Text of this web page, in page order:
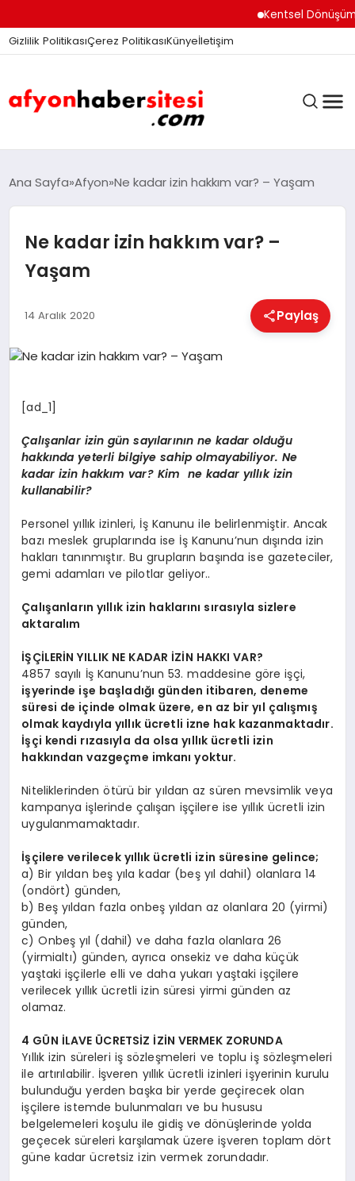
Kentsel Dönüşüm Ofisi
Gizlilik PolitikasıÇerez PolitikasıKünyeİletişim
ANASAYFA
GÜNDEM
EĞITIM
EKONOMI
HABERLER
MAGAZIN
SPOR
TEKNOLOJI
Ana Sayfa Afyon Ne kadar izin hakkım var? – Yaşam
Ne kadar izin hakkım var? –
Yaşam
14 Aralık 2020 Paylaş
[ad_1]
Çalışanlar izin gün sayılarının ne kadar olduğu
hakkında yeterli bilgiye sahip olmayabiliyor. Ne
kadar izin hakkım var? Kim ne kadar yıllık izin
kullanabilir?
Personel yıllık izinleri, İş Kanunu ile belirlenmiştir. Ancak
bazı meslek gruplarında ise İş Kanunu’nun dışında izin
hakları tanınmıştır. Bu grupların başında ise gazeteciler,
gemi adamları ve pilotlar geliyor..
Çalışanların yıllık izin haklarını sırasıyla sizlere
aktaralım
İŞÇİLERİN YILLIK NE KADAR İZİN HAKKI VAR?
4857 sayılı İş Kanunu’nun 53. maddesine göre işçi,
işyerinde işe başladığı günden itibaren, deneme
süresi de içinde olmak üzere, en az bir yıl çalışmış
olmak kaydıyla yıllık ücretli izne hak kazanmaktadır.
İşçi kendi rızasıyla da olsa yıllık ücretli izin
hakkından vazgeçme imkanı yoktur.
Niteliklerinden ötürü bir yıldan az süren mevsimlik veya
kampanya işlerinde çalışan işçilere ise yıllık ücretli izin
uygulanmamaktadır.
İşçilere verilecek yıllık ücretli izin süresine gelince;
a) Bir yıldan beş yıla kadar (beş yıl dahil) olanlara 14
(ondört) günden,
b) Beş yıldan fazla onbeş yıldan az olanlara 20 (yirmi)
günden,
c) Onbeş yıl (dahil) ve daha fazla olanlara 26
(yirmialtı) günden, ayrıca onsekiz ve daha küçük
yaştaki işçilerle elli ve daha yukarı yaştaki işçilere
verilecek yıllık ücretli izin süresi yirmi günden az
olamaz.
4 GÜN İLAVE ÜCRETSİZ İZİN VERMEK ZORUNDA
Yıllık izin süreleri iş sözleşmeleri ve toplu iş sözleşmeleri
ile artırılabilir. İşveren yıllık ücretli izinleri işyerinin kurulu
bulunduğu yerden başka bir yerde geçirecek olan
işçilere istemde bulunmaları ve bu hususu
belgelemeleri koşulu ile gidiş ve dönüşlerinde yolda
geçecek süreleri karşılamak üzere işveren toplam dört
güne kadar ücretsiz izin vermek zorundadır.